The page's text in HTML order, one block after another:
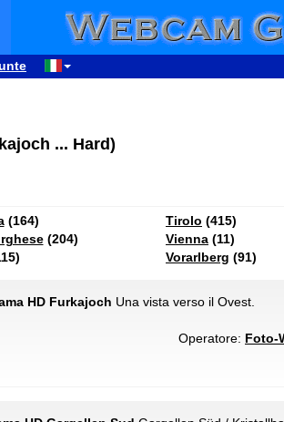
... Hard)
(164)
(204)
Tirolo (415)
Vienna (11)
Vorarlberg (91)
HD Furkajoch Una vista verso il Ovest.
Operatore: Foto-